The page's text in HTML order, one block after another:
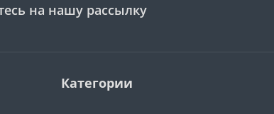
на нашу рассылку
Категории